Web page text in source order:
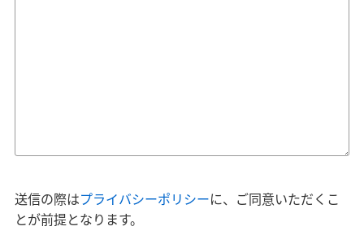
送信の際はプライバシーポリシーに、ご同意いただくこ
とが前提となります。